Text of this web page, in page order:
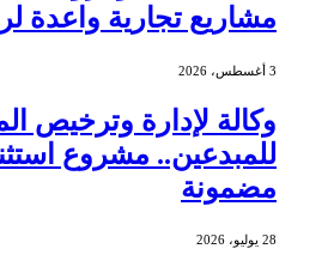
مشاريع تجارية واعدة
3 أغسطس، 2026
وكالة لإدارة وترخيص
للمبدعين.. مشروع
مضمونة
28 يوليو، 2026